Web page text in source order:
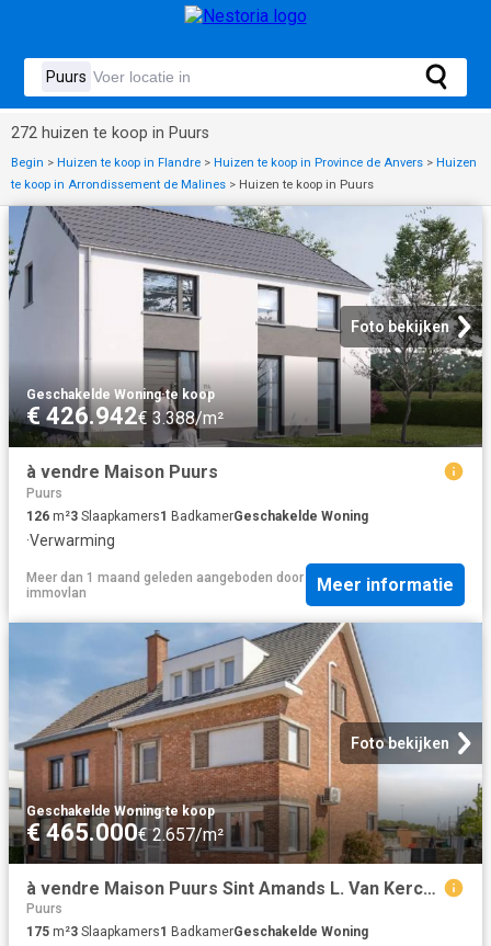
272 huizen te koop in Puurs
Begin > Huizen te koop in Flandre > Huizen te koop in Province de Anvers > Huizen
te koop in Arrondissement de Malines > Huizen te koop in Puurs
Foto bekijken
Geschakelde Woning·te koop
€ 426.942€ 3.388/m²
à vendre Maison Puurs
Puurs
126 m²3 Slaapkamers1 BadkamerGeschakelde Woning
·Verwarming
Meer dan 1 maand geleden aangeboden door
immovlan
Meer informatie
Foto bekijken
Geschakelde Woning·te koop
€ 465.000€ 2.657/m²
à vendre Maison Puurs Sint Amands L. Van Kerckhovenstraat
Puurs
175 m²3 Slaapkamers1 BadkamerGeschakelde Woning